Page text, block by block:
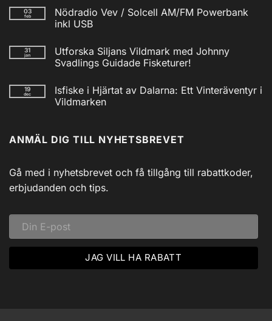
till
Isfiskecup
2025
03
feb
Nödradio Vev / Solcell AM/FM Powerbank
inkl USB
till
Nödradio
Vev
AM/FM
Powerbank
inkl
31
jan
Utforska Siljans Vildmark med Johnny
Svadlings Guidade Fisketurer!
till
Utforska
Siljans
Svadlings
Guidade
19
dec
Isfiske i Hjärtat av Dalarna: Ett Vinteräventyr i
Vildmarken
Isfiske
i
Dalarna:
Ett
Vinteräventyr
i
ANMÄL DIG TILL NYHETSBREVET
Gå med i nyhetsbrevet och få tillgång till rabattkoder,
erbjudanden och tips.